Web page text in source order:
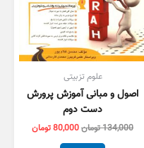
علوم تزبیتی
اصول و مبانی آموزش پرورش
دست دوم
134,000تومان80,000تومان